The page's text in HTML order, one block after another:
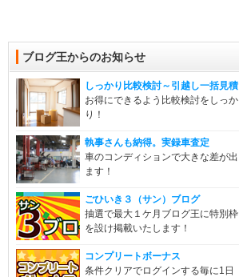
ブログ王からのお知らせ
しっかり比較検討～引越し一括見積
お得にできるよう比較検討をしっか
り！
執事さんも納得。実録車査定
車のコンディションで大きな差が出
ます！
ごひいき３（サン）ブログ
抽選で最大１ケ月ブログ王に特別枠
を設け掲載いたします！
コンプリートボーナス
条件クリアでログインする毎に1日